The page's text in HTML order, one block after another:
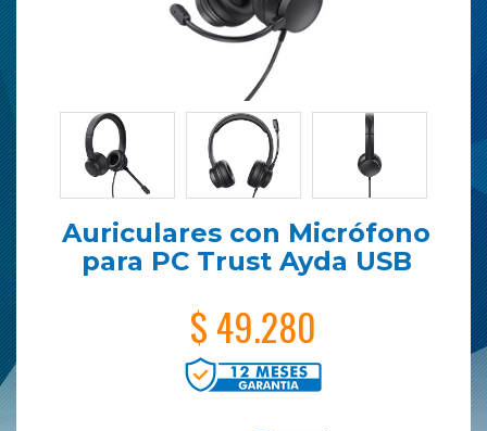
Auriculares con Micrófono
para PC Trust Ayda USB
$ 49.280